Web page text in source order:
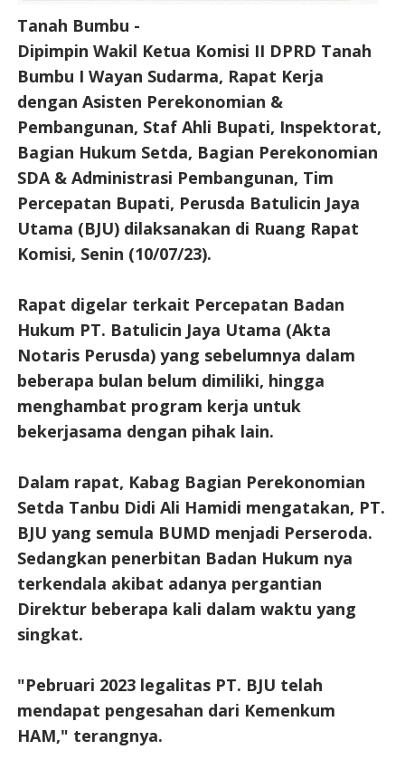
Tanah Bumbu -
Dipimpin Wakil Ketua Komisi II DPRD Tanah
Bumbu I Wayan Sudarma, Rapat Kerja
dengan Asisten Perekonomian &
Pembangunan, Staf Ahli Bupati, Inspektorat,
Bagian Hukum Setda, Bagian Perekonomian
SDA & Administrasi Pembangunan, Tim
Percepatan Bupati, Perusda Batulicin Jaya
Utama (BJU) dilaksanakan di Ruang Rapat
Komisi, Senin (10/07/23).
Rapat digelar terkait Percepatan Badan
Hukum PT. Batulicin Jaya Utama (Akta
Notaris Perusda) yang sebelumnya dalam
beberapa bulan belum dimiliki, hingga
menghambat program kerja untuk
bekerjasama dengan pihak lain.
Dalam rapat, Kabag Bagian Perekonomian
Setda Tanbu Didi Ali Hamidi mengatakan, PT.
BJU yang semula BUMD menjadi Perseroda.
Sedangkan penerbitan Badan Hukum nya
terkendala akibat adanya pergantian
Direktur beberapa kali dalam waktu yang
singkat.
"Pebruari 2023 legalitas PT. BJU telah
mendapat pengesahan dari Kemenkum
HAM," terangnya.